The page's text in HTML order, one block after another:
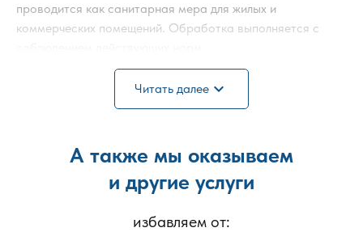
проводится как санитарная мера для жилых и
коммерческих помещений. Обработка выполняется с
обеззараживание всех контактных зон и предметов
повторного заражения и способствует восстановлению
Читать далее expand_more
А также мы оказываем
и другие услуги
избавляем от: